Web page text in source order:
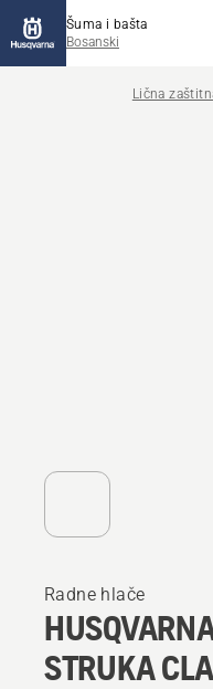
Šuma i bašta
Bosanski
Lična
Radne hlače
STRUKA